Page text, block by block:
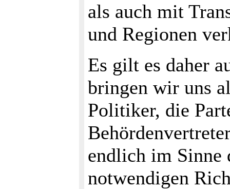
als auch mit
und Regionen
Es gilt es daher
bringen wir uns
Politiker, die
endlich im Sinne
notwendigen